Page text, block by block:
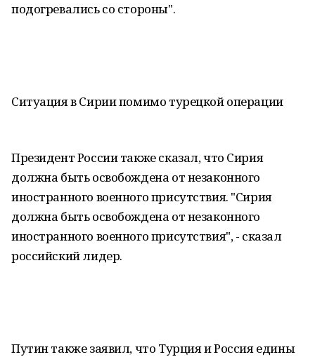
подогревались со стороны".
Ситуация в Сирии помимо турецкой операции
Президент России также сказал, что Сирия
должна быть освобождена от незаконного
иностранного военного присутствия. "Сирия
должна быть освобождена от незаконного
иностранного военного присутствия", - сказал
российский лидер.
Путин также заявил, что Турция и Россия едины